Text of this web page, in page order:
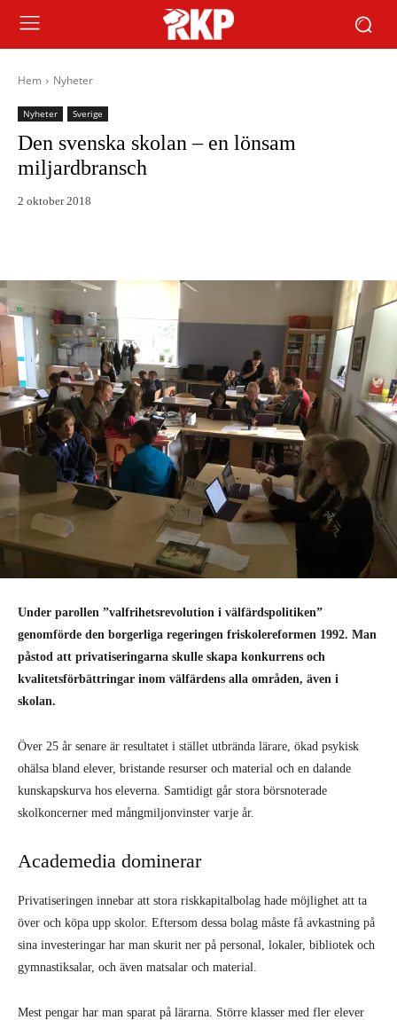
Hem Nyheter
Nyheter Sverige
Den svenska skolan – en lönsam
miljardbransch
2 oktober 2018
Under parollen ”valfrihetsrevolution i välfärdspolitiken”
genomförde den borgerliga regeringen friskolereformen 1992. Man
påstod att privatiseringarna skulle skapa konkurrens och
kvalitetsförbättringar inom välfärdens alla områden, även i
skolan.
Över 25 år senare är resultatet i stället utbrända lärare, ökad psykisk
ohälsa bland elever, bristande resurser och material och en dalande
kunskapskurva hos eleverna. Samtidigt går stora börsnoterade
skolkoncerner med mångmiljonvinster varje år.
Academedia dominerar
Privatiseringen innebar att stora riskkapitalbolag hade möjlighet att ta
över och köpa upp skolor. Eftersom dessa bolag måste få avkastning på
sina investeringar har man skurit ner på personal, lokaler, bibliotek och
gymnastiksalar, och även matsalar och material.
Mest pengar har man sparat på lärarna. Större klasser med fler elever